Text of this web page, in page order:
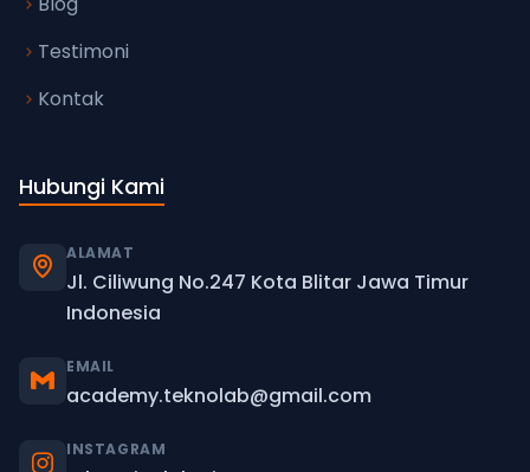
Testimoni
Kontak
Hubungi Kami
ALAMAT
Jl. Ciliwung No.247 Kota Blitar Jawa Timur
Indonesia
EMAIL
academy.teknolab@gmail.com
INSTAGRAM